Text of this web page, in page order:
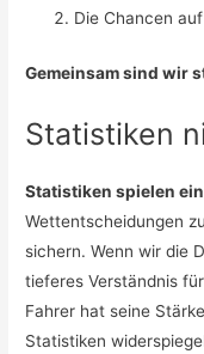
Die Chancen
Gemeinsam sind wir
Statistiken
Statistiken spielen
Wettentscheidungen
sichern. Wenn wir die
tieferes Verständnis
Fahrer hat seine
Statistiken